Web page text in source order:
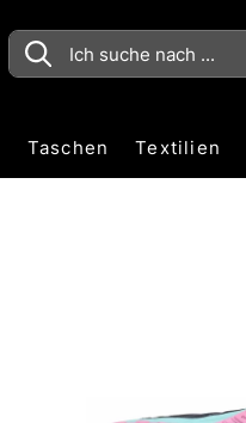
Taschen Textilien